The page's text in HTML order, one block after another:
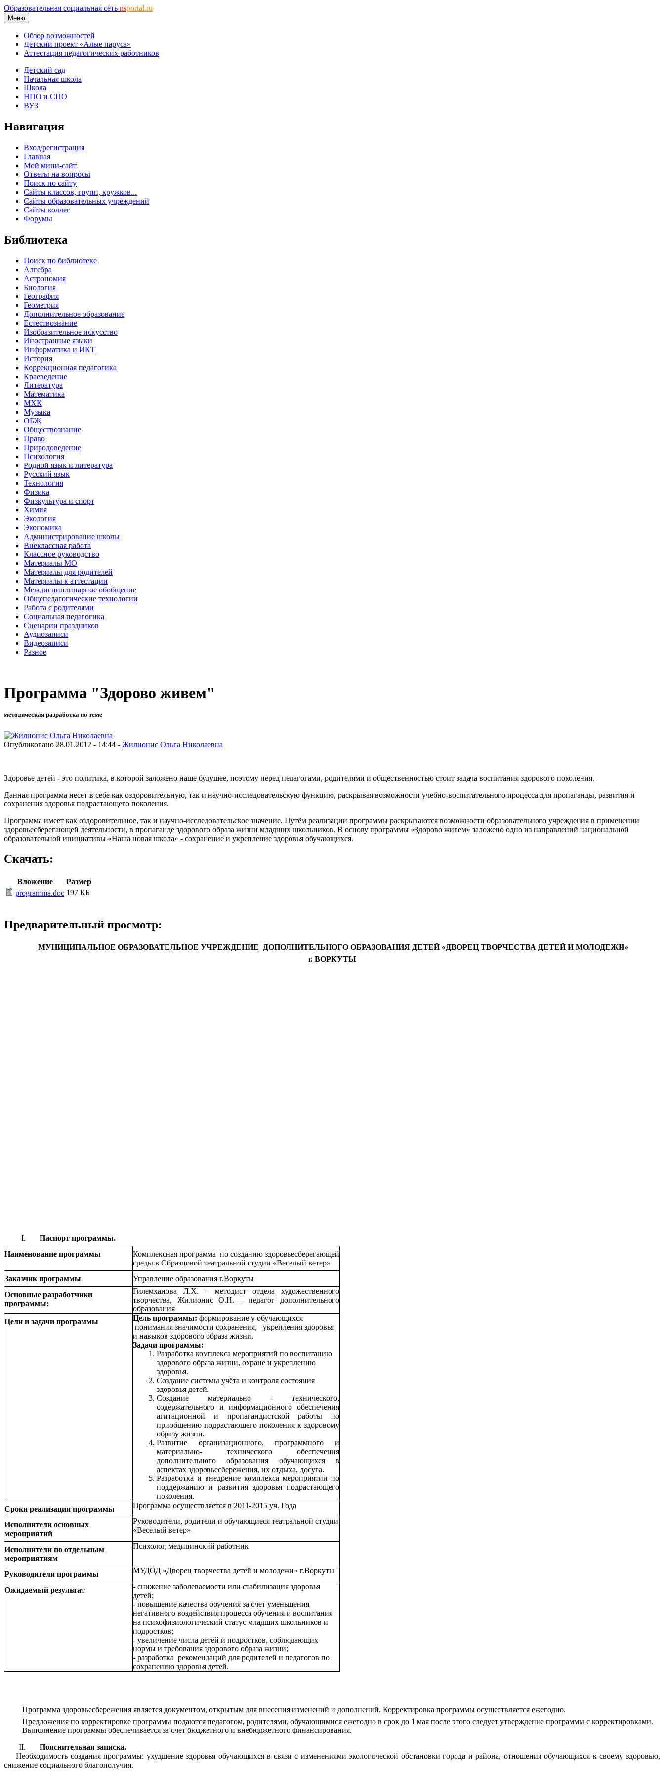
Образовательная социальная сеть nsportal.ru
Меню
Обзор возможностей
Детский проект «Алые паруса»
Аттестация педагогических работников
Детский сад
Начальная школа
Школа
НПО и СПО
ВУЗ
Навигация
Вход/регистрация
Главная
Мой мини-сайт
Ответы на вопросы
Поиск по сайту
Сайты классов, групп, кружков...
Сайты образовательных учреждений
Сайты коллег
Форумы
Библиотека
Поиск по библиотеке
Алгебра
Астрономия
Биология
География
Геометрия
Дополнительное образование
Естествознание
Изобразительное искусство
Иностранные языки
Информатика и ИКТ
История
Коррекционная педагогика
Краеведение
Литература
Математика
МХК
Музыка
ОБЖ
Обществознание
Право
Природоведение
Психология
Родной язык и литература
Русский язык
Технология
Физика
Физкультура и спорт
Химия
Экология
Экономика
Администрирование школы
Внеклассная работа
Классное руководство
Материалы МО
Материалы для родителей
Материалы к аттестации
Междисциплинарное обобщение
Общепедагогические технологии
Работа с родителями
Социальная педагогика
Сценарии праздников
Аудиозаписи
Видеозаписи
Разное
Программа "Здорово живем"
методическая разработка по теме
Опубликовано 28.01.2012 - 14:44 - Жилионис Ольга Николаевна
Здоровье детей - это политика, в которой заложено наше будущее, поэтому перед педагогами, родителями и общественностью стоит задача воспитания здорового поколения.
Данная программа несет в себе как оздоровительную, так и научно-исследовательскую функцию, раскрывая возможности учебно-воспитательного процесса для пропаганды, развития и
сохранения здоровья подрастающего поколения.
Программа имеет как оздоровительное, так и научно-исследовательское значение. Путём реализации программы раскрываются возможности образовательного учреждения в применении
здоровьесберегающей деятельности, в пропаганде здорового образа жизни младших школьников. В основу программы «Здорово живем» заложено одно из направлений национальной
образовательной инициативы «Наша новая школа» - сохранение и укрепление здоровья обучающихся.
Скачать:
Вложение
Размер
programma.doc 197 КБ
Предварительный просмотр:
МУНИЦИПАЛЬНОЕ ОБРАЗОВАТЕЛЬНОЕ УЧРЕЖДЕНИЕ ДОПОЛНИТЕЛЬНОГО ОБРАЗОВАНИЯ ДЕТЕЙ «ДВОРЕЦ ТВОРЧЕСТВА ДЕТЕЙ И МОЛОДЕЖИ»
г. ВОРКУТЫ
Паспорт программы.
Наименование программы
Комплексная программа по созданию здоровьесберегающей
среды в Образцовой театральной студии «Веселый ветер»
Заказчик программы
Управление образования г.Воркуты
Основные разработчики
программы:
Гилемханова Л.Х. – методист отдела художественного
творчества, Жилионис О.Н. – педагог дополнительного
образования
Цели и задачи программы
Цель программы: формирование у обучающихся
понимания значимости сохранения, укрепления здоровья
и навыков здорового образа жизни.
Задачи программы:
Разработка комплекса мероприятий по воспитанию
здорового образа жизни, охране и укреплению
здоровья.
Создание системы учёта и контроля состояния
здоровья детей.
Создание материально - технического,
содержательного и информационного обеспечения
агитационной и пропагандистской работы по
приобщению подрастающего поколения к здоровому
образу жизни.
Развитие организационного, программного и
материально- технического обеспечения
дополнительного образования обучающихся в
аспектах здоровьесбережения, их отдыха, досуга.
Разработка и внедрение комплекса мероприятий по
поддержанию и развития здоровья подрастающего
поколения.
Сроки реализации программы
Программа осуществляется в 2011-2015 уч. Года
Исполнители основных
мероприятий
Руководители, родители и обучающиеся театральной студии
«Веселый ветер»
Исполнители по отдельным
мероприятиям
Психолог, медицинский работник
Руководители программы МУДОД «Дворец творчества детей и молодежи» г.Воркуты
Ожидаемый результат
- снижение заболеваемости или стабилизация здоровья
детей;
- повышение качества обучения за счет уменьшения
негативного воздействия процесса обучения и воспитания
на психофизиологический статус младших школьников и
подростков;
- увеличение числа детей и подростков, соблюдающих
нормы и требования здорового образа жизни;
- разработка рекомендаций для родителей и педагогов по
сохранению здоровья детей.
Программа здоровьесбережения является документом, открытым для внесения изменений и дополнений. Корректировка программы осуществляется ежегодно.
Предложения по корректировке программы подаются педагогом, родителями, обучающимися ежегодно в срок до 1 мая после этого следует утверждение программы с корректировками.
Выполнение программы обеспечивается за счет бюджетного и внебюджетного финансирования.
Пояснительная записка.
Необходимость создания программы: ухудшение здоровья обучающихся в связи с изменениями экологической обстановки города и района, отношения обучающихся к своему здоровью,
снижение социального благополучия.